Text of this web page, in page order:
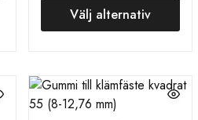
Välj alternativ